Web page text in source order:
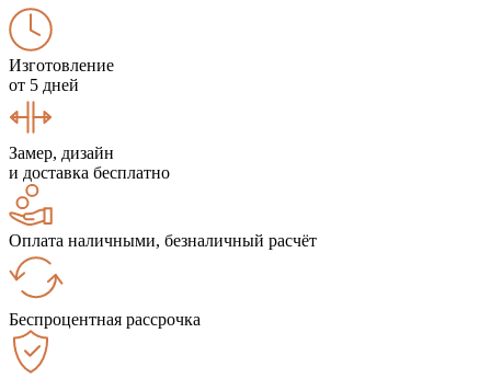
Изготовление
от 5 дней
Замер, дизайн
и доставка бесплатно
Оплата наличными, безналичный расчёт
Беспроцентная рассрочка